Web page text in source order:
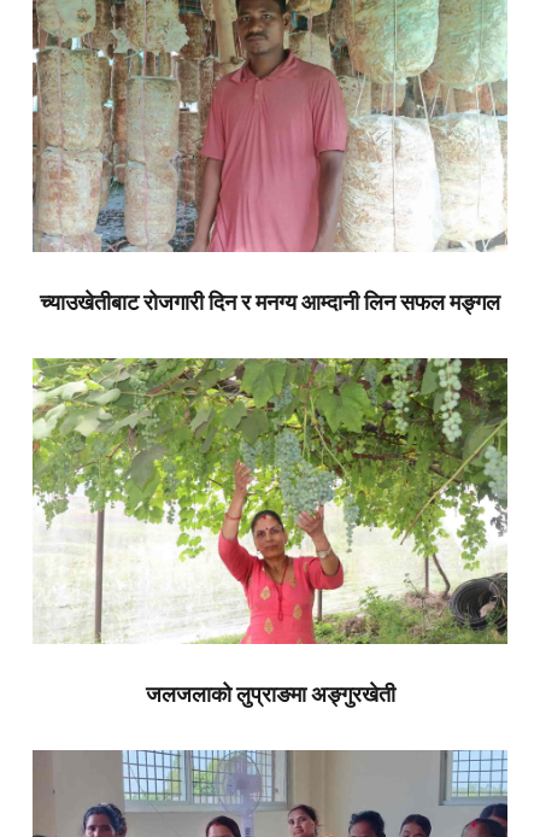
च्याउखेतीबाट रोजगारी दिन र मनग्य आम्दानी लिन सफल मङ्गल
जलजलाको लुप्राङमा अङ्गुरखेती